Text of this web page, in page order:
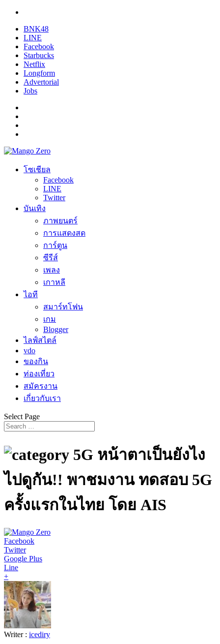
BNK48
LINE
Facebook
Starbucks
Netflix
Longform
Advertorial
Jobs
โซเชียล
Facebook
LINE
Twitter
บันเทิง
ภาพยนตร์
การแสดงสด
การ์ตูน
ซีรีส์
เพลง
เกาหลี
ไอที
สมาร์ทโฟน
เกม
Blogger
ไลฟ์สไตล์
vdo
ของกิน
ท่องเที่ยว
สมัครงาน
เกี่ยวกับเรา
Select Page
5G หน้าตาเป็นยังไง
ไปดูกัน!! พาชมงาน ทดสอบ 5G
ครั้งแรกในไทย โดย AIS
Facebook
Twitter
Google Plus
Line
+
Writer : icediry